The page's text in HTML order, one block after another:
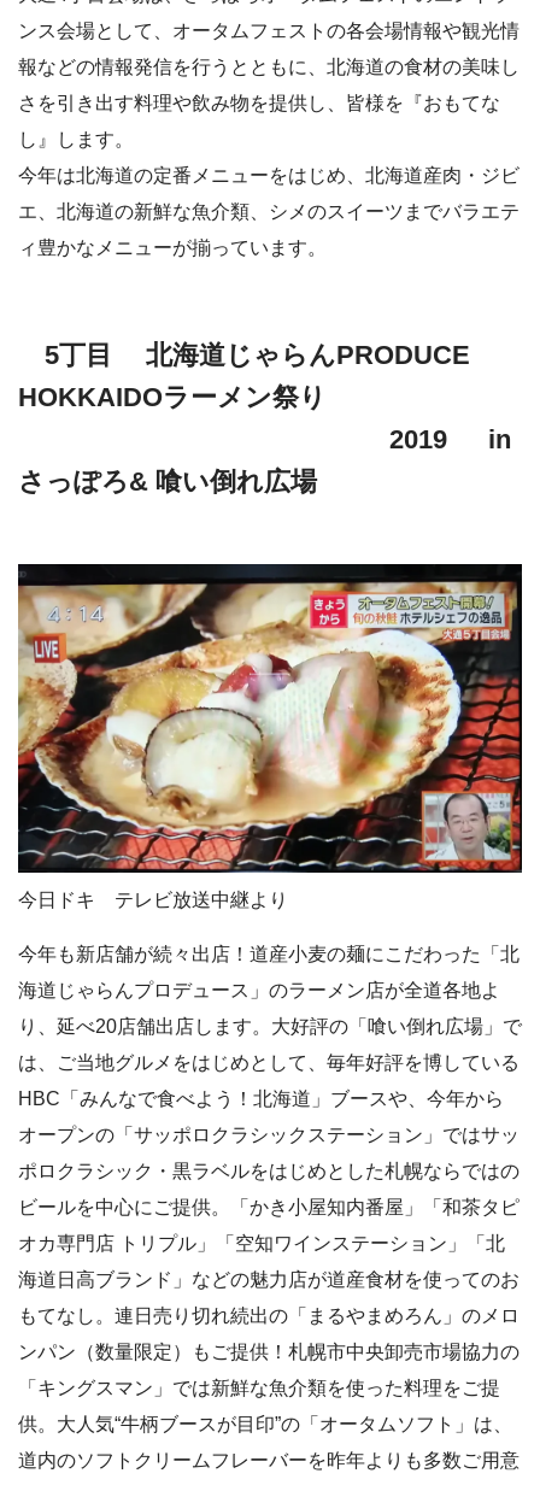
ンス会場として、オータムフェストの各会場情報や観光情
報などの情報発信を行うとともに、北海道の食材の美味し
さを引き出す料理や飲み物を提供し、皆様を『おもてな
し』します。
今年は北海道の定番メニューをはじめ、北海道産肉・ジビ
エ、北海道の新鮮な魚介類、シメのスイーツまでバラエテ
ィ豊かなメニューが揃っています。
5丁目 北海道じゃらんPRODUCE
HOKKAIDOラーメン祭り
2019 in
さっぽろ& 喰い倒れ広場
今日ドキ テレビ放送中継より
今年も新店舗が続々出店！道産小麦の麺にこだわった「北
海道じゃらんプロデュース」のラーメン店が全道各地よ
り、延べ20店舗出店します。大好評の「喰い倒れ広場」で
は、ご当地グルメをはじめとして、毎年好評を博している
HBC「みんなで食べよう！北海道」ブースや、今年から
オープンの「サッポロクラシックステーション」ではサッ
ポロクラシック・黒ラベルをはじめとした札幌ならではの
ビールを中心にご提供。「かき小屋知内番屋」「和茶タピ
オカ専門店 トリプル」「空知ワインステーション」「北
海道日高ブランド」などの魅力店が道産食材を使ってのお
もてなし。連日売り切れ続出の「まるやまめろん」のメロ
ンパン（数量限定）もご提供！札幌市中央卸売市場協力の
「キングスマン」では新鮮な魚介類を使った料理をご提
供。大人気“牛柄ブースが目印”の「オータムソフト」は、
道内のソフトクリームフレーバーを昨年よりも多数ご用意